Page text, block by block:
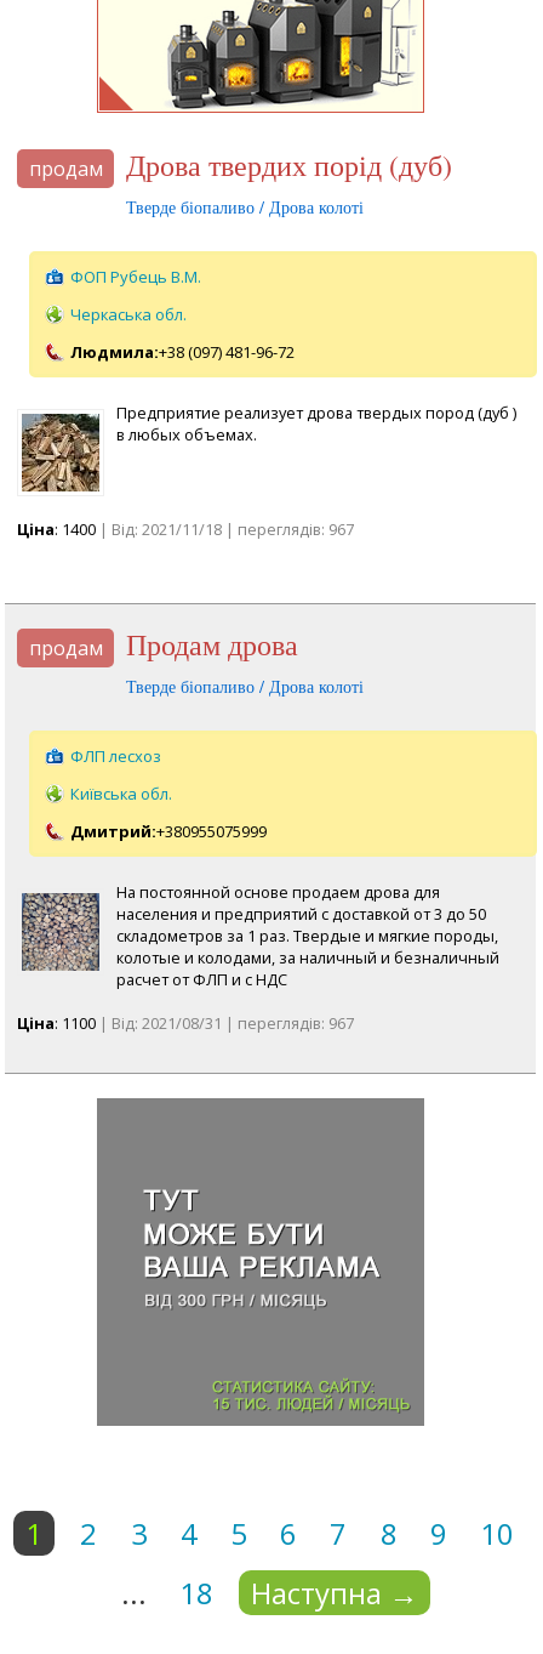
продам Дрова твердих порід (дуб)
Тверде біопаливо / Дрова колоті
ФОП Рубець В.М.
Черкаська обл.
Людмила:+38 (097) 481-96-72
Предприятие реализует дрова твердых пород (дуб )
в любых объемах.
Ціна: 1400 | Від: 2021/11/18 | переглядів: 967
продам продам дрова
Тверде біопаливо / Дрова колоті
ФЛП лесхоз
Київська обл.
Дмитрий:+380955075999
На постоянной основе продаем дрова для
населения и предприятий с доставкой от 3 до 50
складометров за 1 раз. Твердые и мягкие породы,
колотые и колодами, за наличный и безналичный
расчет от ФЛП и с НДС
Ціна: 1100 | Від: 2021/08/31 | переглядів: 967
1 2 3 4 5 6 7 8 9
10
...
18 Наступна →